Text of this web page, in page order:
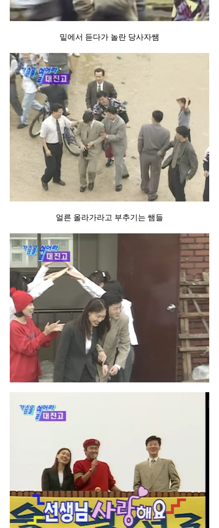
밑에서 듣다가 놀란 당사자쌤
얼른 올라가라고 부추기는 쌤들